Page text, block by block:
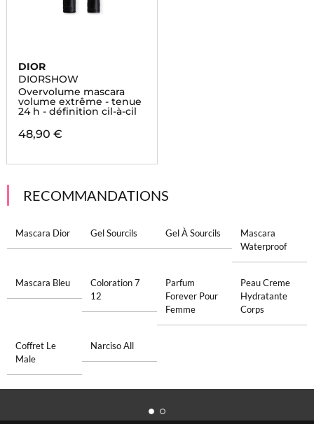
DIOR
DIORSHOW
Overvolume mascara
volume extrême - tenue
24 h - définition cil-à-cil
48,90 €
RECOMMANDATIONS
Mascara Dior Gel Sourcils Gel À Sourcils
Mascara
Waterproof
Mascara Bleu
Coloration 7
12
Parfum
Forever Pour
Femme
Peau Creme
Hydratante
Corps
Coffret Le
Male
Narciso All